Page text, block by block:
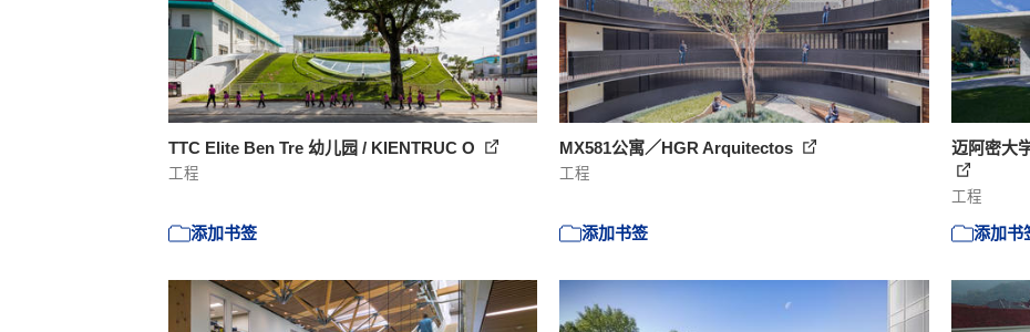
TTC Elite Ben Tre 幼儿园 / KIENTRUC O
工程
添加书签
MX581公寓／HGR Arquitectos
工程
添加书签
迈阿密大
工程
添加书